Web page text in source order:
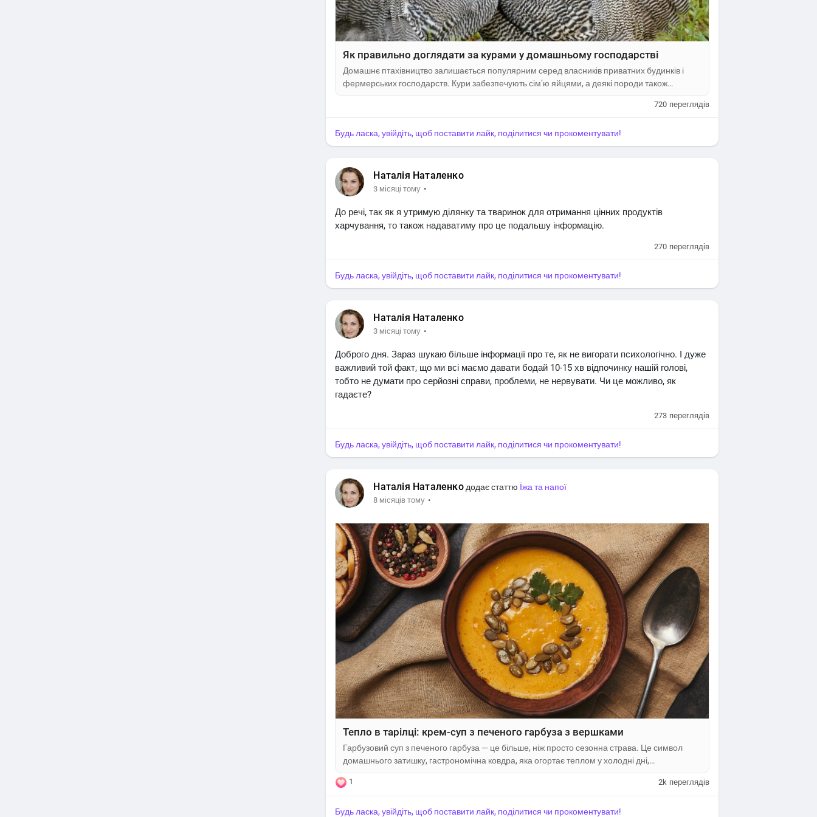
Як правильно доглядати за курами у домашньому господарстві
Домашнє птахівництво залишається популярним серед власників приватних будинків і
фермерських господарств. Кури забезпечують сім’ю яйцями, а деякі породи також
вирощують для отримання м’яса. Проте для гарної продуктивності птиці важливо створити
правильні умови утримання, забезпечити якісне харчування та регулярно доглядати за
720 переглядів
Будь ласка, увійдіть, щоб поставити лайк, поділитися чи прокоментувати!
Наталія Наталенко
3 місяці тому ·
До речі, так як я утримую ділянку та тваринок для отримання цінних продуктів
харчування, то також надаватиму про це подальшу інформацію.
270 переглядів
Будь ласка, увійдіть, щоб поставити лайк, поділитися чи прокоментувати!
Наталія Наталенко
3 місяці тому ·
Доброго дня. Зараз шукаю більше інформації про те, як не вигорати психологічно. І дуже
важливий той факт, що ми всі маємо давати бодай 10-15 хв відпочинку нашій голові,
тобто не думати про серйозні справи, проблеми, не нервувати. Чи це можливо, як
гадаєте?
273 переглядів
Будь ласка, увійдіть, щоб поставити лайк, поділитися чи прокоментувати!
Наталія Наталенко додає статтю Їжа та напої
8 місяців тому ·
Тепло в тарілці: крем-суп з печеного гарбуза з вершками
Гарбузовий суп з печеного гарбуза — це більше, ніж просто сезонна страва. Це символ
домашнього затишку, гастрономічна ковдра, яка огортає теплом у холодні дні,
універсальна основа для кулінарних експериментів та приклад того, що прості інгредієнти
можуть давати вишуканий результат. Сучасна кулінарія зробила цю страву популярною у
1 2k переглядів
Будь ласка, увійдіть, щоб поставити лайк, поділитися чи прокоментувати!